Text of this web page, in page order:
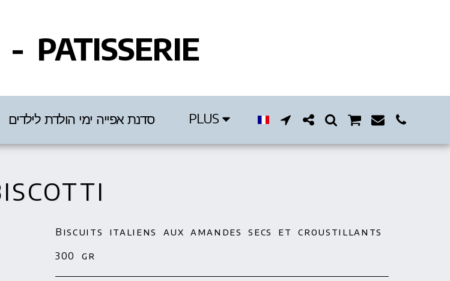
PATISSERIE
סדנת אפייה ימי הולדת לילדים PLUS
Biscuits italiens aux amandes secs et croustillants
300 gr